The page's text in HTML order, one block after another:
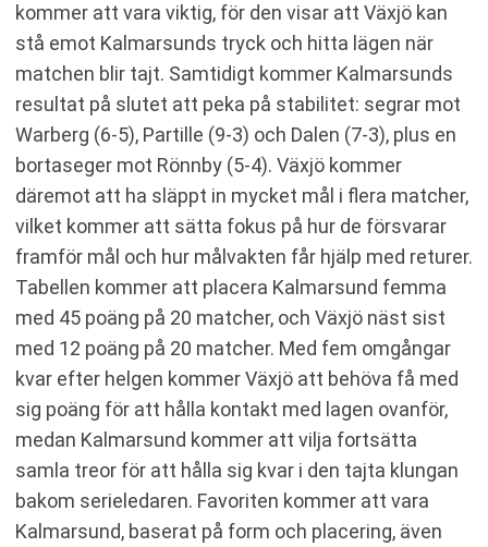
kommer att vara viktig, för den visar att Växjö kan
stå emot Kalmarsunds tryck och hitta lägen när
matchen blir tajt. Samtidigt kommer Kalmarsunds
resultat på slutet att peka på stabilitet: segrar mot
Warberg (6-5), Partille (9-3) och Dalen (7-3), plus en
bortaseger mot Rönnby (5-4). Växjö kommer
däremot att ha släppt in mycket mål i flera matcher,
vilket kommer att sätta fokus på hur de försvarar
framför mål och hur målvakten får hjälp med returer.
Tabellen kommer att placera Kalmarsund femma
med 45 poäng på 20 matcher, och Växjö näst sist
med 12 poäng på 20 matcher. Med fem omgångar
kvar efter helgen kommer Växjö att behöva få med
sig poäng för att hålla kontakt med lagen ovanför,
medan Kalmarsund kommer att vilja fortsätta
samla treor för att hålla sig kvar i den tajta klungan
bakom serieledaren. Favoriten kommer att vara
Kalmarsund, baserat på form och placering, även